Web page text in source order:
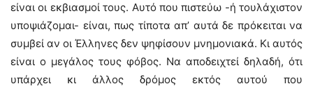
είναι οι εκβιασμοί τους. Αυτό που πιστεύω -ή τουλάχιστον
υποψιάζομαι- είναι, πως τίποτα απ’ αυτά δε πρόκειται να
συμβεί αν οι Έλληνες δεν ψηφίσουν μνημονιακά. Κι αυτός
είναι ο μεγάλος τους φόβος. Να αποδειχτεί δηλαδή, ότι
υπάρχει κι άλλος δρόμος εκτός αυτού που